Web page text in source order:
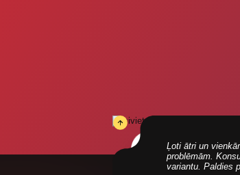
Ļoti ātri un
problēmām.
variantu. Paldies